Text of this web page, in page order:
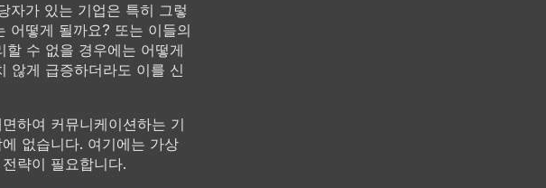
자가 있는 기업은 특히 그렇
어떻게 될까요? 또는 이들의
수 없을 경우에는 어떻게
않게 급증하더라도 이를 신
하여 커뮤니케이션하는 기
없습니다. 여기에는 가상
략이 필요합니다.